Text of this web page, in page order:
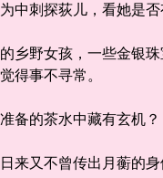
刺探荻儿，看她是否
野女孩，一些金银珠
得事不寻常。
的茶水中藏有玄机？
又不曾传出月蘅的身